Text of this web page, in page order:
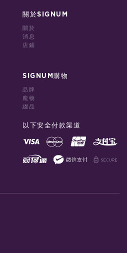
關於SIGNUM
關於
消息
店鋪
SIGNUM購物
品牌
龐物
綴品
以下安全付款渠道